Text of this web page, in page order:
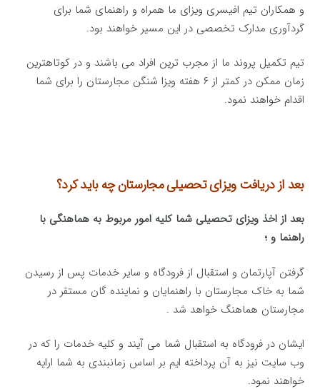
و همکاران تیم افیسری ویزای ما همراه و راهنمای شما برای
گردآوری مدارک تخصصی در این مسیر خواهند بود.
تیم تکمیل پروند ما از مجرب ترین افراد می باشند و در کوتاهترین
زمان ممکن در کمتر از ۶ هفته ویزا شنگن مجارستان را برای شما
اقدام خواهند نمود.
بعد از دریافت ویزای تحصیلی مجارستان چه باید کرد؟
بعد از اخذ ویزای تحصیلی شما کلیه امور مربوط به هماهنگی با
راهنما و ؛
گرفتن آپارتمان و استقبال از فرودگاه و سایر خدمات پس از رسیدن
شما به خاک مجارستان با راهنمایان و نماینده گان مستقر در
مجارستان هماهنگ خواهد شد .
ایشان در فرودگاه به استقبال شما می آیند و کلیه خدمات را که در
وب سایت نیز به آن پرداخته ایم بر اساس زمانبندی به شما ارایه
خواهند نمود.